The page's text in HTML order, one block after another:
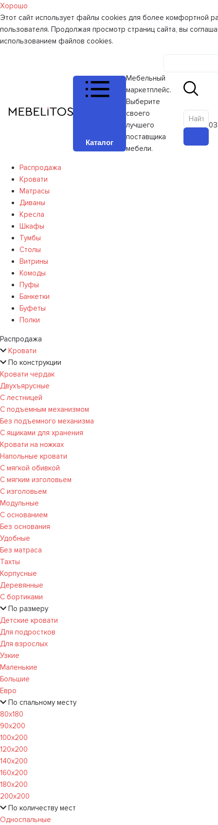
Хорошо
Этот сайт использует файлы cookies для более комфортной
пользователя. Продолжая просмотр страниц сайта, вы
использованием файлов cookies.
Каталог
Мебельный
маркетплейс.
Выберите
своего
лучшего
поставщика
мебели.
0
Распродажа
Кровати
Матрасы
Диваны
Кресла
Шкафы
Тумбы
Столы
Витрины
Комоды
Пуфы
Банкетки
Буфеты
Полки
Распродажа
Кровати
По конструкции
Кровати чердак
Двухъярусные
С лестницей
С подъемным механизмом
Без подъемного механизма
С ящиками для хранения
Кровати на ножках
Напольные кровати
С мягкой обивкой
С мягким изголовьем
С изголовьем
Модульные
С основанием
Без основания
Удобные
Без матраса
Тахты
Корпусные
Деревянные
С бортиками
По размеру
Детские кровати
Для подростков
Для взрослых
Узкие
Маленькие
Большие
Евро
По спальному месту
80х180
90х200
100х200
120x200
140х200
160х200
180х200
200х200
По количеству мест
Односпальные